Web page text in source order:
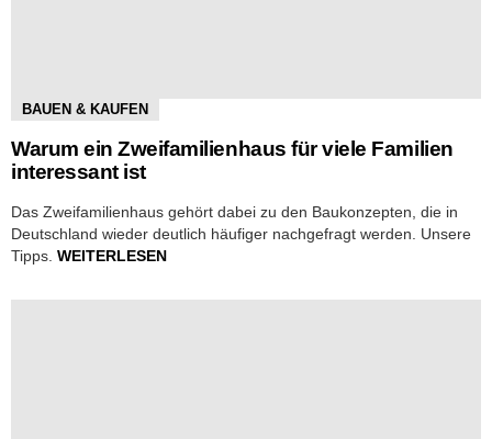
BAUEN & KAUFEN
Warum ein Zweifamilienhaus für viele Familien
interessant ist
Das Zweifamilienhaus gehört dabei zu den Baukonzepten, die in
Deutschland wieder deutlich häufiger nachgefragt werden. Unsere
Tipps. WEITERLESEN